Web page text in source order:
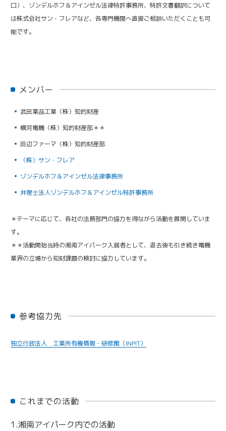
口）、ゾンデルホフ＆アインゼル法律特許事務所、特許文書翻訳について
は株式会社サン・フレアなど、各専門機関へ直接ご相談いただくことも可
能です。
メンバー
武田薬品工業（株）知的財産
横河電機（株）知的財産部＊＊
田辺ファーマ（株）知的財産部
（株）サン・フレア
ゾンデルホフ＆アインゼル法律事務所
弁理士法人ゾンデルホフ＆アインゼル特許事務所
＊テーマに応じて、各社の法務部門の協力を得ながら活動を展開していま
す。
＊＊活動開始当時の湘南アイパーク入居者として、退去後も引き続き電機
業界の立場から知財課題の検討に協力しています。
参考協力先
独立行政法人 工業所有権情報・研修館（INPIT）
これまでの活動
1.湘南アイパーク内での活動